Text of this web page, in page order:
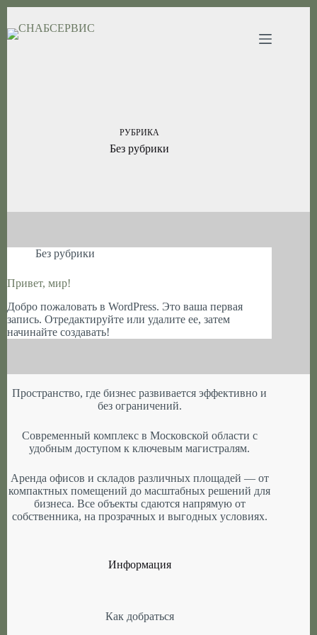
сути
РУБРИКА
Без рубрики
Без рубрики
Привет, мир!
Добро пожаловать в WordPress. Это ваша первая
запись. Отредактируйте или удалите ее, затем
начинайте создавать!
Пространство, где бизнес развивается эффективно и
без ограничений.
Современный комплекс в Московской области с
удобным доступом к ключевым магистралям.
Аренда офисов и складов различных площадей — от
компактных помещений до масштабных решений для
бизнеса. Все объекты сдаются напрямую от
собственника, на прозрачных и выгодных условиях.
Информация
Как добраться